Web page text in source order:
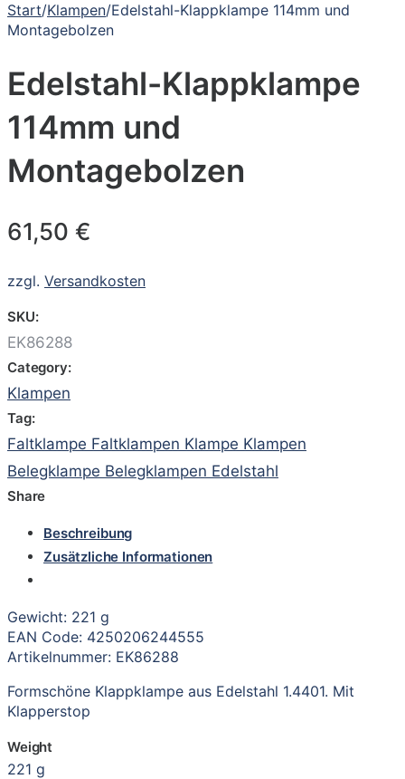
Start/Klampen/Edelstahl-Klappklampe 114mm und
Montagebolzen
Edelstahl-Klappklampe
114mm und
Montagebolzen
61,50 €
zzgl. Versandkosten
SKU:
EK86288
Category:
Klampen
Tag:
Faltklampe Faltklampen Klampe Klampen
Belegklampe Belegklampen Edelstahl
Share
Beschreibung
Zusätzliche Informationen
Gewicht: 221 g
EAN Code: 4250206244555
Artikelnummer: EK86288
Formschöne Klappklampe aus Edelstahl 1.4401. Mit
Klapperstop
Weight
221 g